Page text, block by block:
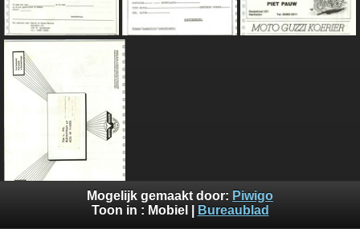
Mogelijk gemaakt door: Piwigo
Toon in : Mobiel Bureaublad